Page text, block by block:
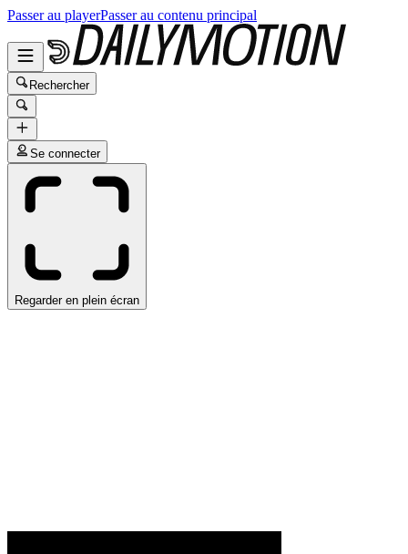
Passer au playerPasser au contenu principal
Rechercher
Se connecter
Regarder en plein écran